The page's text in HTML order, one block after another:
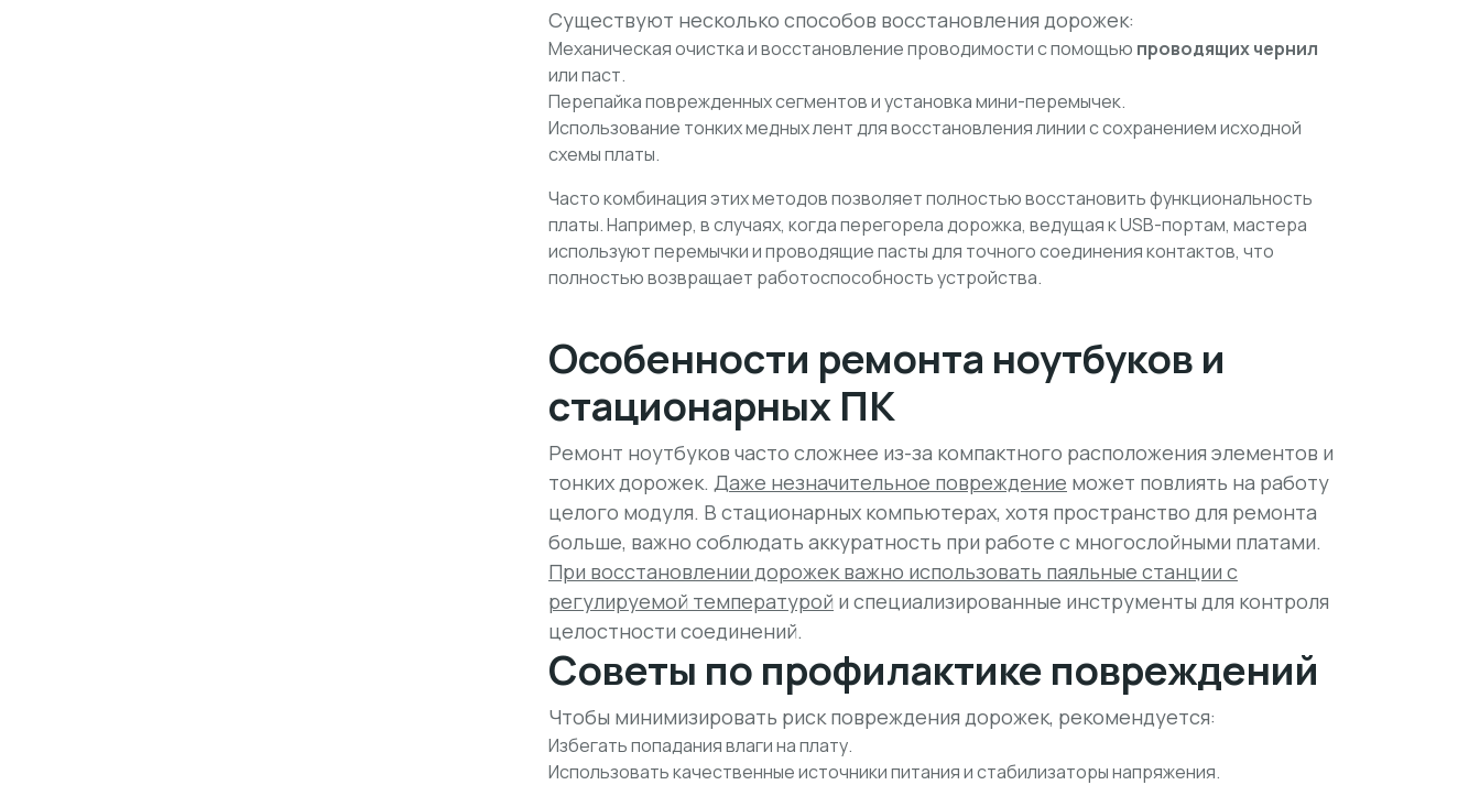
Существуют несколько способов восстановления дорожек:
Механическая очистка и восстановление проводимости с помощью проводящих чернил
или паст.
Перепайка поврежденных сегментов и установка мини-перемычек.
Использование тонких медных лентдля восстановления линии с сохранением исходной
схемы платы.
Часто комбинация этих методов позволяет полностью восстановить функциональность
платы. Например, в случаях, когда перегорела дорожка, ведущая к USB-портам, мастера
используют перемычки и проводящие пасты для точного соединения контактов, что
полностью возвращает работоспособность устройства.
Особенности ремонта ноутбуков и
стационарных ПК
Ремонт ноутбуков часто сложнее из-за компактного расположения элементов и
тонких дорожек. Даже незначительное повреждение может повлиять на работу
целого модуля. В стационарных компьютерах, хотя пространство для ремонта
больше, важно соблюдать аккуратность при работе с многослойными платами.
При восстановлении дорожек важно использовать паяльные станции с
регулируемой температурой и специализированные инструменты для контроля
целостности соединений.
Советы по профилактике повреждений
Чтобы минимизировать риск повреждения дорожек, рекомендуется:
Избегать попадания влаги на плату.
Использовать качественные источники питания и стабилизаторы напряжения.